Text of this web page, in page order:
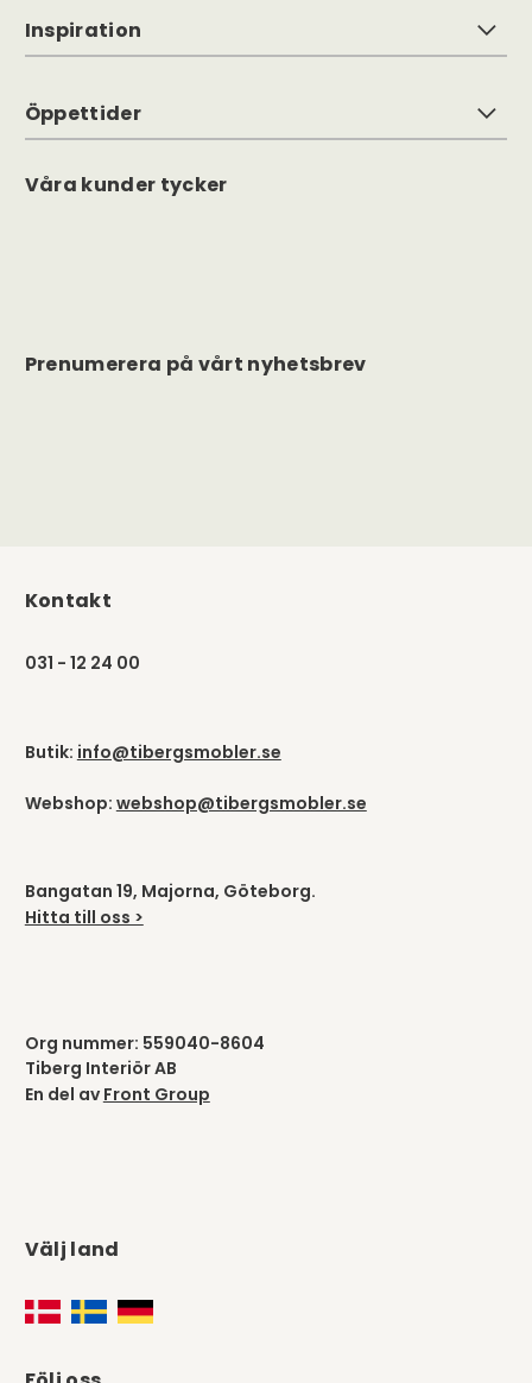
Inspiration
Öppettider
Våra kunder tycker
Prenumerera på vårt nyhetsbrev
Kontakt
031 - 12 24 00
Butik: info@tibergsmobler.se
Webshop: webshop@tibergsmobler.se
Bangatan 19, Majorna, Göteborg.
Hitta till oss >
Org nummer: 559040-8604
Tiberg Interiör AB
En del av Front Group
Välj land